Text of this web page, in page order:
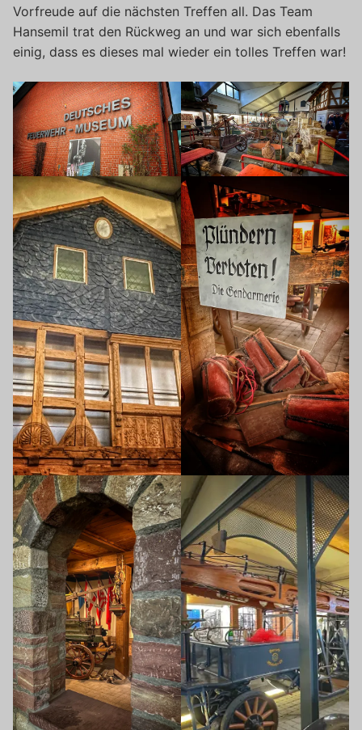
Vorfreude auf die nächsten Treffen all. Das Team
Hansemil trat den Rückweg an und war sich ebenfalls
einig, dass es dieses mal wieder ein tolles Treffen war!